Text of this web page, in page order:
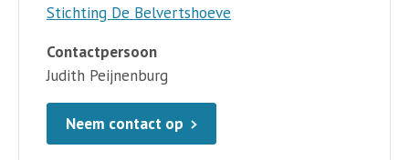
Stichting De Belvertshoeve
Contactpersoon
Judith Peijnenburg
Neem contact op